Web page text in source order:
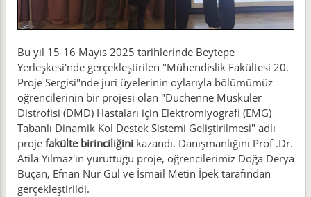
Bu yıl 15-16 Mayıs 2025 tarihlerinde Beytepe
Yerleşkesi'nde gerçekleştirilen "Mühendislik Fakültesi 20.
Proje Sergisi"nde juri üyelerinin oylarıyla bölümümüz
öğrencilerinin bir projesi olan "Duchenne Musküler
Distrofisi (DMD) Hastaları için Elektromiyografi (EMG)
Tabanlı Dinamik Kol Destek Sistemi Geliştirilmesi" adlı
proje fakülte birinciliğinikazandı. Danışmanlığını Prof .Dr.
Atila Yılmaz'ın yürüttüğü proje, öğrencilerimiz Doğa Derya
Buçan, Efnan Nur Gül ve İsmail Metin İpek tarafından
gerçekleştirildi.